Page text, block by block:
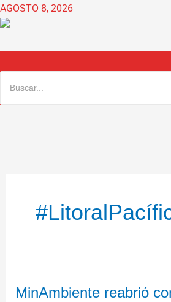
Ir
al
AGOSTO 8, 2026
MinAmbiente reabrió
reabrió